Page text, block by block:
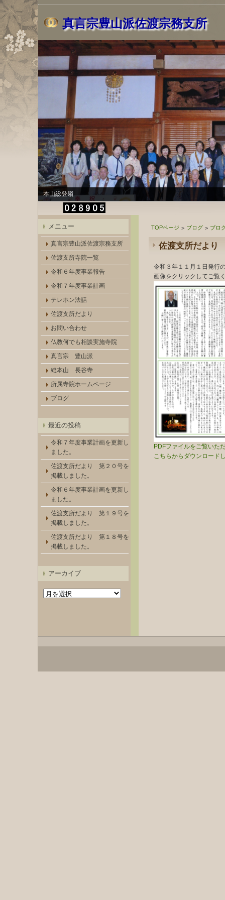
真言宗豊山派佐渡宗務支所
本山総登嶺
TOPページ > ブログ > ブロ
佐渡支所だより
令和３年１１月１日発行
画像をクリックしてご覧
PDFファイルをご覧いた
こちらからダウンロード
メニュー
真言宗豊山派佐渡宗務支所
佐渡支所寺院一覧
令和６年度事業報告
令和７年度事業計画
テレホン法話
佐渡支所だより
お問い合わせ
仏教何でも相談実施寺院
真言宗 豊山派
総本山 長谷寺
所属寺院ホームページ
ブログ
最近の投稿
令和７年度事業計画を更新し
ました。
佐渡支所だより 第２０号を
掲載しました。
令和６年度事業計画を更新し
ました。
佐渡支所だより 第１９号を
掲載しました。
佐渡支所だより 第１８号を
掲載しました。
アーカイブ
ア
ー